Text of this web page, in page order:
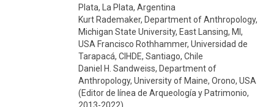
Plata, La Plata, Argentina
Kurt Rademaker, Department of Anthropology,
Michigan State University, East Lansing, MI,
USA Francisco Rothhammer, Universidad de
Tarapacá, CIHDE, Santiago, Chile
Daniel H. Sandweiss, Department of
Anthropology, University of Maine, Orono, USA
(Editor de línea de Arqueología y Patrimonio,